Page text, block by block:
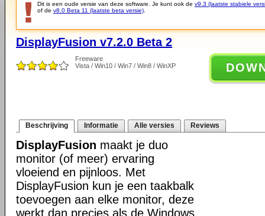
Dit is een oude versie van deze software. Je kunt ook de v9.3 (laatste stabiele
of de v8.0 Beta 11 (laatste beta versie)
DisplayFusion v7.2.0 Beta 2
Freeware
Vista / Win10 / Win7 / Win8 / WinXP
Beschrijving Informatie Alle versies Reviews
DisplayFusion maakt je duo
monitor (of meer) ervaring
vloeiend en pijnloos. Met
DisplayFusion kun je een taakbalk
toevoegen aan elke monitor, deze
werkt dan precies als de Windows